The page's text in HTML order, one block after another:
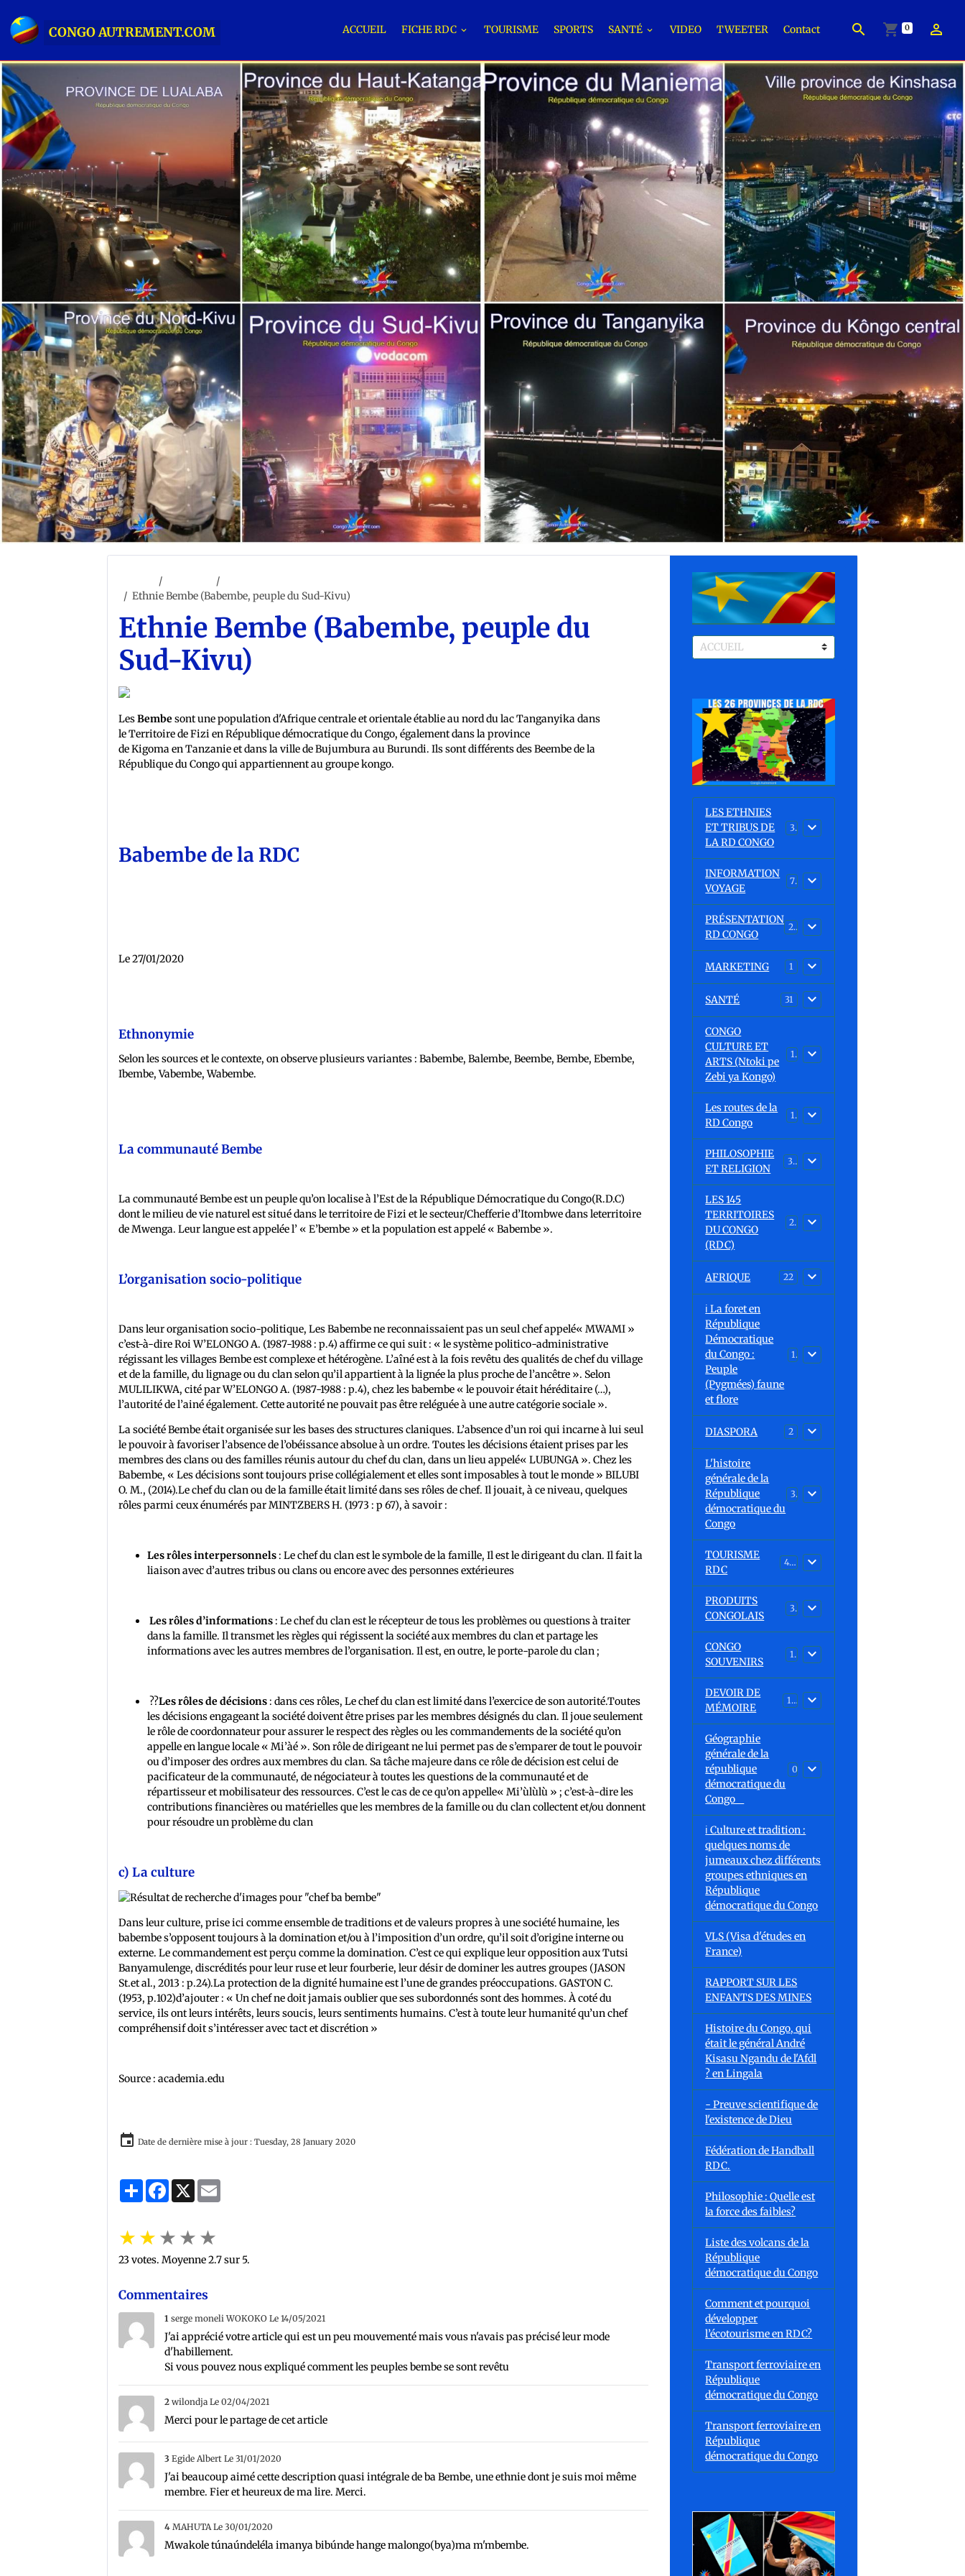
CONGO AUTREMENT.COM ACCUEIL FICHE RDC TOURISME SPORTS SANTÉ VIDEO TWEETER Contact 0
Ethnie Bembe (Babembe, peuple du Sud-Kivu)
Ethnie Bembe (Babembe, peuple du
Sud-Kivu)
LesBembesont une population d'Afrique centrale et orientale établie au nord du lac Tanganyika dans
le Territoire de Fizi en République démocratique du Congo, également dans la province
de Kigoma en Tanzanie et dans la ville de Bujumbura au Burundi. Ils sont différents des Beembe de la
République du Congo qui appartiennent au groupe kongo.
Babembe de la RDC
Le 27/01/2020
Ethnonymie
Selon les sources et le contexte, on observe plusieurs variantes : Babembe, Balembe, Beembe, Bembe, Ebembe,
Ibembe, Vabembe, Wabembe.
La communauté Bembe
La communauté Bembe est un peuple qu’on localise à l’Est de la République Démocratique du Congo(R.D.C)
dont le milieu de vie naturel est situé dans le territoire de Fizi et le secteur/Chefferie d’Itombwe dans leterritoire
de Mwenga. Leur langue est appelée l’ « E’bembe » et la population est appelé « Babembe ».
L’organisation socio-politique
Dans leur organisation socio-politique, Les Babembe ne reconnaissaient pas un seul chef appelé« MWAMI »
c’est-à-dire Roi W’ELONGO A. (1987-1988 : p.4) affirme ce qui suit : « le système politico-administrative
régissant les villages Bembe est complexe et hétérogène. L’aîné est à la fois revêtu des qualités de chef du village
et de la famille, du lignage ou du clan selon qu’il appartient à la lignée la plus proche de l’ancêtre ». Selon
MULILIKWA, cité par W’ELONGO A. (1987-1988 : p.4), chez les babembe « le pouvoir était héréditaire (…),
l’autorité de l’ainé également. Cette autorité ne pouvait pas être reléguée à une autre catégorie sociale ».
La société Bembe était organisée sur les bases des structures claniques. L’absence d’un roi qui incarne à lui seul
le pouvoir à favoriser l’absence de l’obéissance absolue à un ordre. Toutes les décisions étaient prises par les
membres des clans ou des familles réunis autour du chef du clan, dans un lieu appelé« LUBUNGA ». Chez les
Babembe, « Les décisions sont toujours prise collégialement et elles sont imposables à tout le monde » BILUBI
O. M., (2014).Le chef du clan ou de la famille était limité dans ses rôles de chef. Il jouait, à ce niveau, quelques
rôles parmi ceux énumérés par MINTZBERS H. (1973 : p 67), à savoir :
Les rôles interpersonnels: Le chef du clan est le symbole de la famille, Il est le dirigeant du clan. Il fait la
liaison avec d’autres tribus ou clans ou encore avec des personnes extérieures
Les rôles d’informations: Le chef du clan est le récepteur de tous les problèmes ou questions à traiter
dans la famille. Il transmet les règles qui régissent la société aux membres du clan et partage les
informations avec les autres membres de l’organisation. Il est, en outre, le porte-parole du clan ;
??Les rôles de décisions: dans ces rôles, Le chef du clan est limité dans l’exercice de son autorité.Toutes
les décisions engageant la société doivent être prises par les membres désignés du clan. Il joue seulement
le rôle de coordonnateur pour assurer le respect des règles ou les commandements de la société qu’on
appelle en langue locale « Mi’àé ». Son rôle de dirigeant ne lui permet pas de s’emparer de tout le pouvoir
ou d’imposer des ordres aux membres du clan. Sa tâche majeure dans ce rôle de décision est celui de
pacificateur de la communauté, de négociateur à toutes les questions de la communauté et de
répartisseur et mobilisateur des ressources. C’est le cas de ce qu’on appelle« Mi’ùlùlù » ; c’est-à-dire les
contributions financières ou matérielles que les membres de la famille ou du clan collectent et/ou donnent
pour résoudre un problème du clan
c) La culture
Dans leur culture, prise ici comme ensemble de traditions et de valeurs propres à une société humaine, les
babembe s’opposent toujours à la domination et/ou à l’imposition d’un ordre, qu’il soit d’origine interne ou
externe. Le commandement est perçu comme la domination. C’est ce qui explique leur opposition aux Tutsi
Banyamulenge, discrédités pour leur ruse et leur fourberie, leur désir de dominer les autres groupes (JASON
St.et al., 2013 : p.24).La protection de la dignité humaine est l’une de grandes préoccupations. GASTON C.
(1953, p.102)d’ajouter : « Un chef ne doit jamais oublier que ses subordonnés sont des hommes. À coté du
service, ils ont leurs intérêts, leurs soucis, leurs sentiments humains. C’est à toute leur humanité qu’un chef
compréhensif doit s’intéresser avec tact et discrétion »
Source : academia.edu
Date de dernière mise à jour : Tuesday, 28 January 2020
PartagerFacebook
X
★★★★★
23votes. Moyenne2.7sur 5.
Commentaires
1 serge moneli WOKOKOLe 14/05/2021
J'ai apprécié votre article qui est un peu mouvementé mais vous n'avais pas précisé leur mode
d'habillement.
Si vous pouvez nous expliqué comment les peuples bembe se sont revêtu
2 wilondjaLe 02/04/2021
Merci pour le partage de cet article
3 Egide AlbertLe 31/01/2020
J'ai beaucoup aimé cette description quasi intégrale de ba Bembe, une ethnie dont je suis moi même
membre. Fier et heureux de ma lire. Merci.
4 MAHUTALe 30/01/2020
Mwakole túnaúndeléla imanya bibúnde hange malongo(bya)ma m'mbembe.
LES ETHNIES
ET TRIBUS DE
LA RD CONGO
37
INFORMATION
VOYAGE
7
PRÉSENTATION
RD CONGO
23
MARKETING 1
SANTÉ 31
CONGO
CULTURE ET
ARTS (Ntoki pe
Zebi ya Kongo)
15
Les routes de la
RD Congo
1
PHILOSOPHIE
ET RELIGION
32
LES 145
TERRITOIRES
DU CONGO
(RDC)
23
AFRIQUE 22
ℹ️ La foret en
République
Démocratique
du Congo :
Peuple
(Pygmées) faune
et flore
15
DIASPORA 2
L'histoire
générale de la
République
démocratique du
Congo
30
TOURISME
RDC
43
PRODUITS
CONGOLAIS
3
CONGO
SOUVENIRS
1
DEVOIR DE
MÉMOIRE
13
Géographie
générale de la
république
démocratique du
Congo
ℹ️ Culture et tradition :
quelques noms de
jumeaux chez différents
groupes ethniques en
République
démocratique du Congo
VLS (Visa d'études en
France)
RAPPORT SUR LES
ENFANTS DES MINES
Histoire du Congo, qui
était le général André
Kisasu Ngandu de l'Afdl
? en Lingala
- Preuve scientifique de
l'existence de Dieu
Fédération de Handball
RDC.
Philosophie : Quelle est
la force des faibles?
Liste des volcans de la
République
démocratique du Congo
Comment et pourquoi
développer
l’écotourisme en RDC?
Transport ferroviaire en
République
démocratique du Congo
Transport ferroviaire en
République
démocratique du Congo